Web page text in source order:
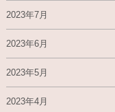
2023年7月
2023年6月
2023年5月
2023年4月